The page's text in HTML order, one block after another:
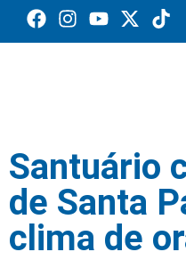
Santuário
de Santa
clima de